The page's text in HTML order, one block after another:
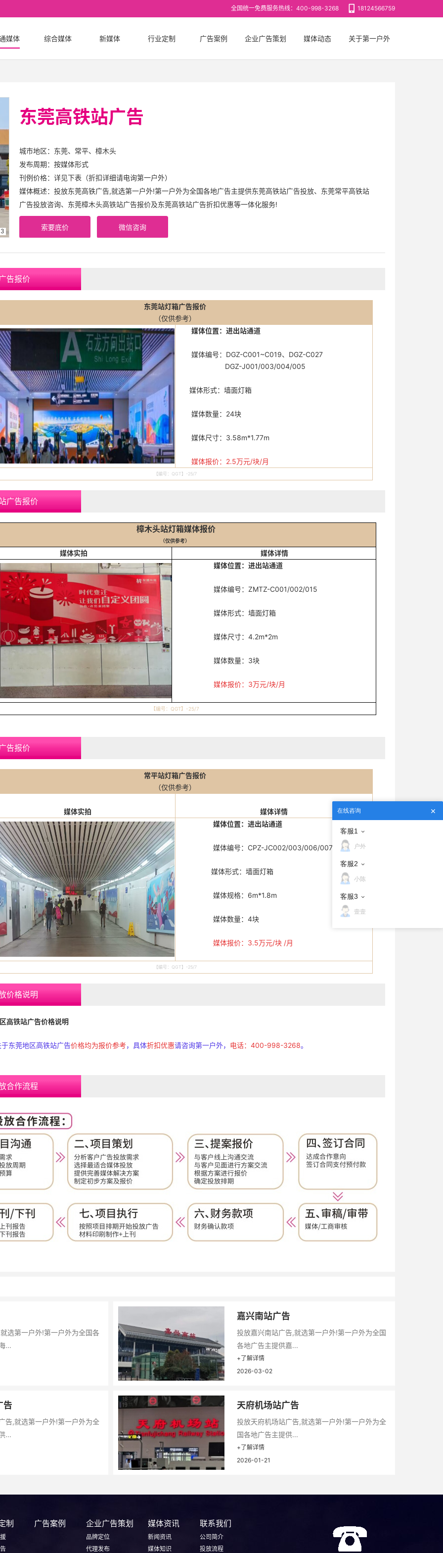
全国统一免费服务热线：400-998-3268 18124566759
媒体 综合媒体 新媒体 行业定制 广告案例 企业广告策划 媒体动态 关于第一户外
3
东莞高铁站广告
城市地区：东莞、常平、樟木头
发布周期：按媒体形式
刊例价格：详见下表（折扣详细请电询第一户外）
媒体概述：投放东莞高铁广告,就选第一户外!第一户外为全国各地广告主提供东莞高铁站广告投放、东莞常平高铁站
广告投放咨询、东莞樟木头高铁站广告报价及东莞高铁站广告折扣优惠等一体化服务!
索要底价 微信咨询
告报价
东莞站灯箱广告报价
（仅供参考）
媒体位置：进出站通道
媒体编号：DGZ-C001~C019、DGZ-C027
DGZ-J001/003/004/005
媒体形式：墙面灯箱
媒体数量：24块
媒体尺寸：3.58m*1.77m
媒体报价：2.5万元/块/月
【编号：QGT】-25/7
广告报价
樟木头站灯箱媒体报价
（仅供参考）
媒体实拍
媒体详情
媒体位置：进出站通道
媒体编号：ZMTZ-C001/002/015
媒体形式：墙面灯箱
媒体尺寸：4.2m*2m
媒体数量：3块
媒体报价：3万元/块/月
【编号：QGT】-25/7
告报价
常平站灯箱广告报价
（仅供参考）
媒体实拍
媒体详情
媒体位置：进出站通道
媒体编号：CPZ-JC002/003/006/007
媒体形式：墙面灯箱
媒体规格：6m*1.8m
媒体数量：4块
媒体报价：3.5万元/块 /月
【编号：QGT】-25/7
价格说明
铁站广告价格说明
于东莞地区高铁站广告价格均为报价参考，具体折扣优惠请咨询第一户外， 电话：400-998-3268。
合作流程
选第一户外!第一户外为全国各
...
嘉兴南站广告
投放嘉兴南站广告,就选第一户外!第一户外为全国
各地广告主提供嘉...
+了解详情
2026-03-02
告
告,就选第一户外!第一户外为全
...
天府机场站广告
投放天府机场站广告,就选第一户外!第一户外为全
国各地广告主提供...
+了解详情
2026-01-21
制 广告案例 企业广告策划
品牌定位
代理发布
媒体资讯
新闻资讯
媒体知识
联系我们
公司简介
投放流程
在线咨询
客服1
户外
客服2
小陈
客服3
壹壹